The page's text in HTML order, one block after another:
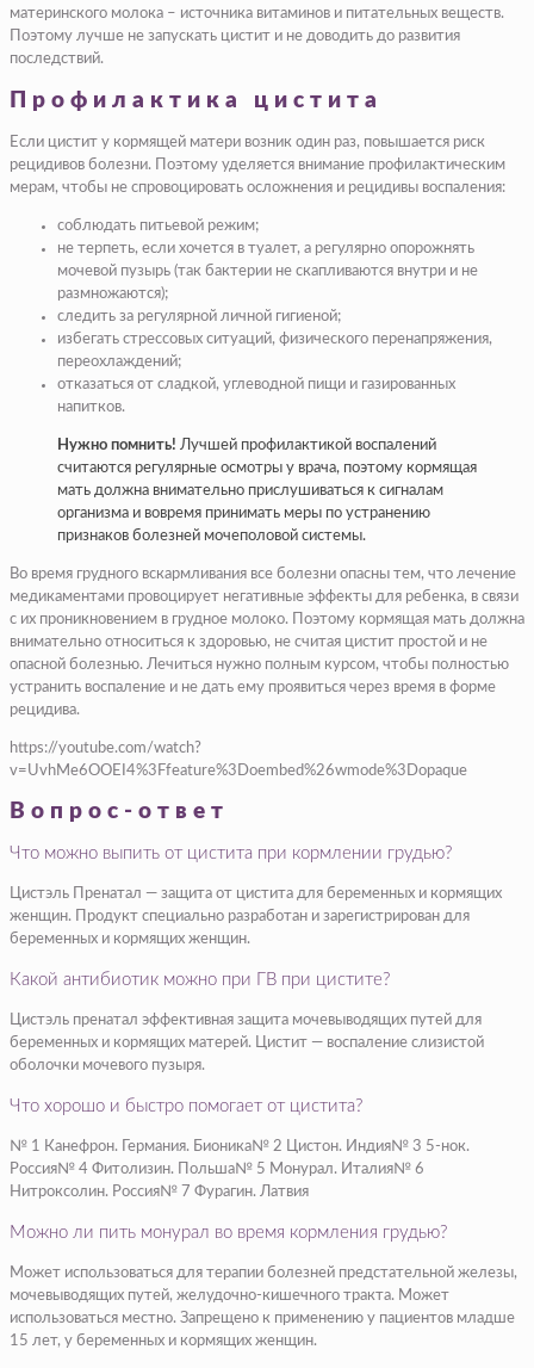
материнского молока – источника витаминов и питательных веществ.
Поэтому лучше не запускать цистит и не доводить до развития
последствий.
Профилактика цистита
Если цистит у кормящей матери возник один раз, повышается риск
рецидивов болезни. Поэтому уделяется внимание профилактическим
мерам, чтобы не спровоцировать осложнения и рецидивы воспаления:
соблюдать питьевой режим;
не терпеть, если хочется в туалет, а регулярно опорожнять
мочевой пузырь (так бактерии не скапливаются внутри и не
размножаются);
следить за регулярной личной гигиеной;
избегать стрессовых ситуаций, физического перенапряжения,
переохлаждений;
отказаться от сладкой, углеводной пищи и газированных
напитков.
Нужно помнить! Лучшей профилактикой воспалений
считаются регулярные осмотры у врача, поэтому кормящая
мать должна внимательно прислушиваться к сигналам
организма и вовремя принимать меры по устранению
признаков болезней мочеполовой системы.
Во время грудного вскармливания все болезни опасны тем, что лечение
медикаментами провоцирует негативные эффекты для ребенка, в связи
с их проникновением в грудное молоко. Поэтому кормящая мать должна
внимательно относиться к здоровью, не считая цистит простой и не
опасной болезнью. Лечиться нужно полным курсом, чтобы полностью
устранить воспаление и не дать ему проявиться через время в форме
рецидива.
https://youtube.com/watch?
v=UvhMe6OOEI4%3Ffeature%3Doembed%26wmode%3Dopaque
Вопрос-ответ
Что можно выпить от цистита при кормлении грудью?
Цистэль Пренатал — защита от цистита для беременных и кормящих
женщин. Продукт специально разработан и зарегистрирован для
беременных и кормящих женщин.
Какой антибиотик можно при ГВ при цистите?
Цистэль пренатал эффективная защита мочевыводящих путей для
беременных и кормящих матерей. Цистит — воспаление слизистой
оболочки мочевого пузыря.
Что хорошо и быстро помогает от цистита?
№ 1 Канефрон. Германия. Бионика№ 2 Цистон. Индия№ 3 5-нок.
Россия№ 4 Фитолизин. Польша№ 5 Монурал. Италия№ 6
Нитроксолин. Россия№ 7 Фурагин. Латвия
Можно ли пить монурал во время кормления грудью?
Может использоваться для терапии болезней предстательной железы,
мочевыводящих путей, желудочно-кишечного тракта. Может
использоваться местно. Запрещено к применению у пациентов младше
15 лет, у беременных и кормящих женщин.